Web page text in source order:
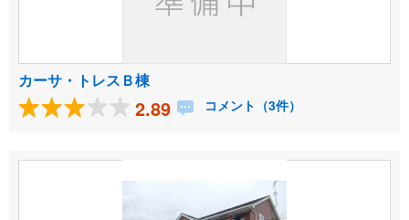
カーサ・トレスＢ棟
2.89 コメント（3件）